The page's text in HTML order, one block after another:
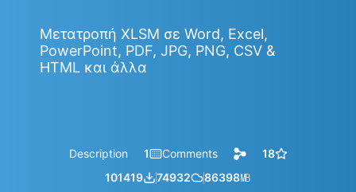
Μετατροπή XLSM σε Word, Excel,
PowerPoint, PDF, JPG, PNG, CSV &
HTML και άλλα
Description 1 Comments
18
101419
74932 86398㎆︎